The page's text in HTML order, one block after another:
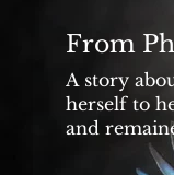
From
A story
herself to
and